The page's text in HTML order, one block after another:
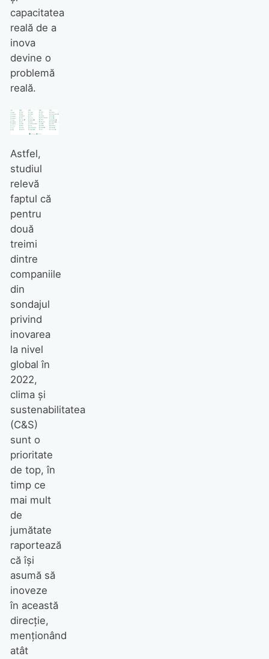
capacitatea
reală de a
inova
devine o
problemă
reală.
Astfel,
studiul
relevă
faptul că
pentru
două
treimi
dintre
companiile
din
sondajul
privind
inovarea
la nivel
global în
2022,
clima și
sustenabilitatea
(C&S)
sunt o
prioritate
de top, în
timp ce
mai mult
de
jumătate
raportează
că își
asumă să
inoveze
în această
direcție,
menționând
atât